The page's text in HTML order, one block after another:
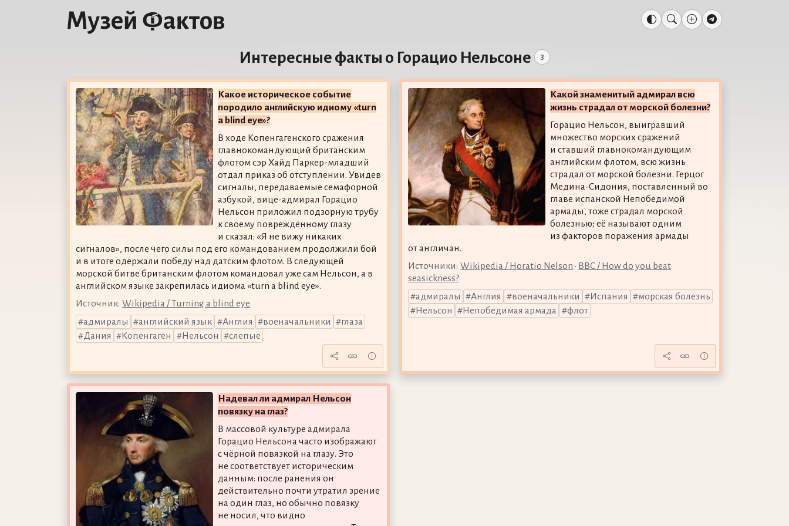
Интересные факты о Горацио Нельсоне 3
Какое историческое событие
породило английскую идиому «turn
a blind eye»?
В ходе Копенгагенского сражения
главнокомандующий британским
флотом сэр Хайд Паркер-младший
отдал приказ об отступлении. Увидев
сигналы, передаваемые семафорной
азбукой, вице-адмирал Горацио
Нельсон приложил подзорную трубу
к своему повреждённому глазу
и сказал: «Я не вижу никаких
сигналов», после чего силы под его командованием продолжили бой
и в итоге одержали победу над датским флотом. В следующей
морской битве британским флотом командовал уже сам Нельсон, а в
английском языке закрепилась идиома «turn a blind eye».
Источник: Wikipedia / Turning a blind eye
адмиралы
английский язык Англия военачальники
глаза
Дания
Копенгаген Нельсон слепые
Какой знаменитый адмирал всю
жизнь страдал от морской болезни?
Горацио Нельсон, выигравший
множество морских сражений
и ставший главнокомандующим
английским флотом, всю жизнь
страдал от морской болезни. Герцог
Медина-Сидония, поставленный во
главе испанской Непобедимой
армады, тоже страдал морской
болезнью; её называют одним
из факторов поражения армады
от англичан.
Источники: Wikipedia / Horatio Nelson • BBC / How do you beat
seasickness?
адмиралы
Англия военачальники Испания
морская болезнь
Нельсон
Непобедимая армада флот
Надевал ли адмирал Нельсон
повязку на глаз?
В массовой культуре адмирала
Горацио Нельсона часто изображают
с чёрной повязкой на глазу. Это
не соответствует историческим
данным: после ранения он
действительно почти утратил зрение
на один глаз, но обычно повязку
не носил, что видно